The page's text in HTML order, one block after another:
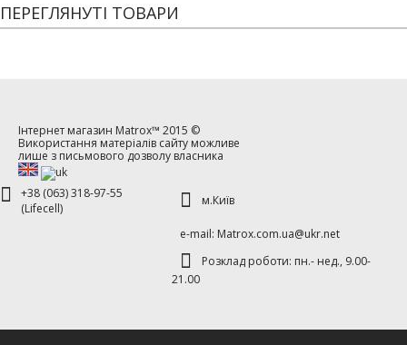
ПЕРЕГЛЯНУТІ ТОВАРИ
Інтернет магазин Matrox™ 2015 ©
Використання матеріалів сайту можливе
лише з письмового дозволу власника
+38 (063) 318-97-55
(Lifecell)
м.Київ
е-mаil: Matrox.com.ua@ukr.net
Розклад роботи: пн.- нед., 9.00-
21.00